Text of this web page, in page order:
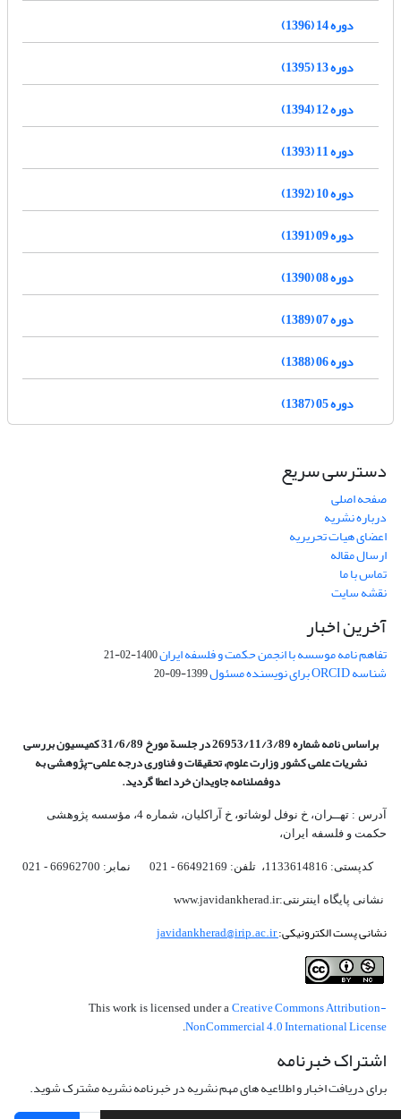
دوره 14 (1396)
دوره 13 (1395)
دوره 12 (1394)
دوره 11 (1393)
دوره 10 (1392)
دوره 09 (1391)
دوره 08 (1390)
دوره 07 (1389)
دوره 06 (1388)
دوره 05 (1387)
دسترسی سریع
صفحه اصلی
درباره نشریه
اعضای هیات تحریریه
ارسال مقاله
تماس با ما
نقشه سایت
آخرین اخبار
تفاهم نامه موسسه با انجمن حکمت و فلسفه ایران1400-02-21
شناسه ORCID برای نویسنده مسئول 1399-09-20
براساس نامه شماره 26953/11/3/89 در جلسة مورخ 31/6/89 کمیسیون
بررسی
نشریات علمی کشور وزارت علوم، تحقیقات و فناوری درجه علمی‌-پژوهشیبه
دوفصلنامه جاویدان خرد اعطا گردید.
آدرس : تهــران، خ نوفل لوشاتو، خ آراکلیان، شماره 4،‌ مؤسسه پژوهشی
حکمت و فلسفه ایران،‌
کدپستی: 1133614816، تلفن: 66492169 - 021 نمابر: 66962700 - 021
نشانی پایگاه اینترنتی:www.javidankherad.ir
نشانی پست الکترونیکی:javidankherad@irip.ac.ir
This work is licensed under a Creative Commons Attribution-
NonCommercial 4.0 International License
اشتراک خبرنامه
برای دریافت اخبار و اطلاعیه های مهم نشریه در خبرنامه نشریه مشترک شوید.